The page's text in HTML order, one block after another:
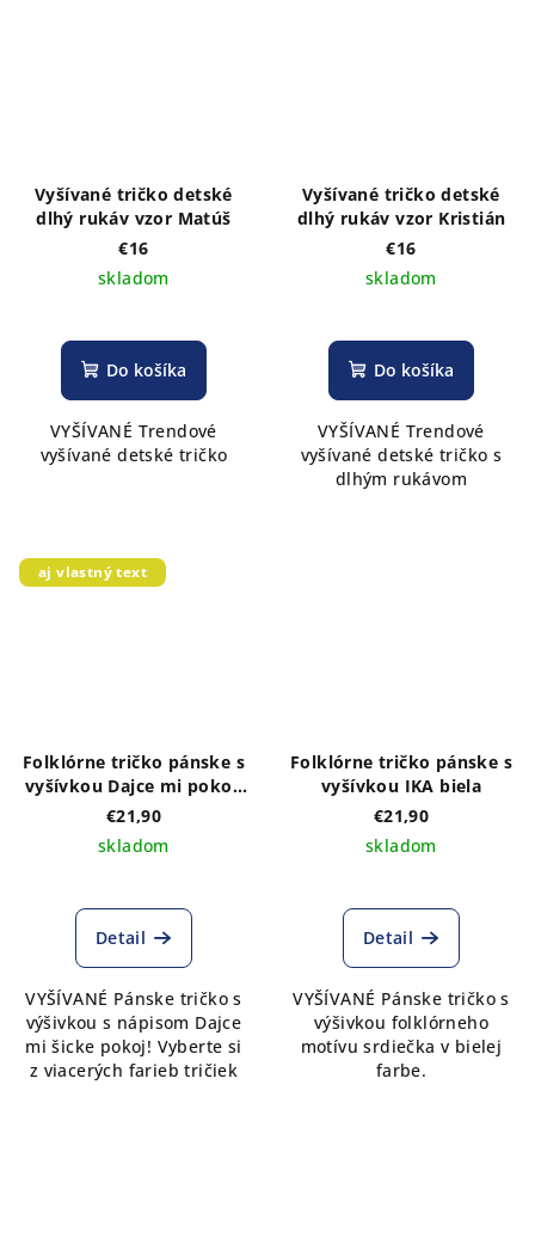
Vyšívané tričko detské
dlhý rukáv vzor Matúš
€16
skladom
Do košíka
VYŠÍVANÉ Trendové
vyšívané detské tričko
Vyšívané tričko detské
dlhý rukáv vzor Kristián
€16
skladom
Do košíka
VYŠÍVANÉ Trendové
vyšívané detské tričko s
dlhým rukávom
aj vlastný text
Folklórne tričko pánske s
vyšívkou Dajce mi pokoj!
výber farieb trička
€21,90
skladom
Detail
VYŠÍVANÉ Pánske tričko s
výšivkou s nápisom Dajce
mi šicke pokoj! Vyberte si
z viacerých farieb tričiek
Folklórne tričko pánske s
vyšívkou IKA biela
€21,90
skladom
Detail
VYŠÍVANÉ Pánske tričko s
výšivkou folklórneho
motívu srdiečka v bielej
farbe.